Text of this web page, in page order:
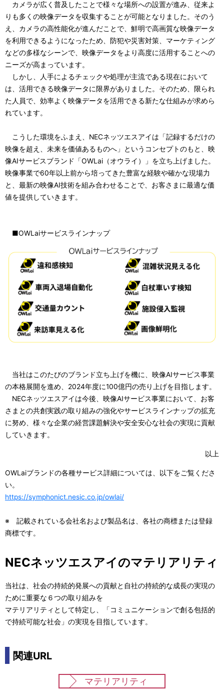
カメラが広く普及したことで様々な場所への設置が進み、従来よ
りも多くの映像データを収集することが可能となりました。そのう
え、カメラの高性能化が進んだことで、鮮明で高画質な映像データ
を利用できるようになったため、防犯や災害対策、マーケティング
などの多様なシーンで、映像データをより高度に活用することへの
ニーズが高まっています。
しかし、人手によるチェックや処理が主流である現在において
は、活用できる映像データに限界がありました。そのため、限られ
た人員で、効率よく映像データを活用できる新たな仕組みが求めら
れています。
こうした環境をふまえ、NECネッツエスアイは「記録するだけの
映像を超え、未来を価値あるものへ」というコンセプトのもと、映
像AIサービスブランド「OWLai（オウライ）」を立ち上げました。
映像事業で60年以上前から培ってきた豊富な経験や確かな現場力
と、最新の映像AI技術を組み合わせることで、お客さまに最適な価
値を提供していきます。
■OWLaiサービスラインナップ
当社はこのたびのブランド立ち上げを機に、映像AIサービス事業
の本格展開を進め、2024年度に100億円の売り上げを目指します。
NECネッツエスアイは今後、映像AIサービス事業において、お客
さまとの共創実践の取り組みの強化やサービスラインナップの拡充
に努め、様々な企業の経営課題解決や安全安心な社会の実現に貢献
していきます。
以上
OWLaiブランドの各種サービス詳細については、以下をご覧くださ
い。
https://symphonict.nesic.co.jp/owlai/
※ 記載されている会社名および製品名は、各社の商標または登録
商標です。
NECネッツエスアイのマテリアリティ
当社は、社会の持続的発展への貢献と自社の持続的な成長の実現の
ために重要な６つの取り組みを
マテリアリティとして特定し、「コミュニケーションで創る包括的
で持続可能な社会」の実現を目指しています。
関連URL
マテリアリティ